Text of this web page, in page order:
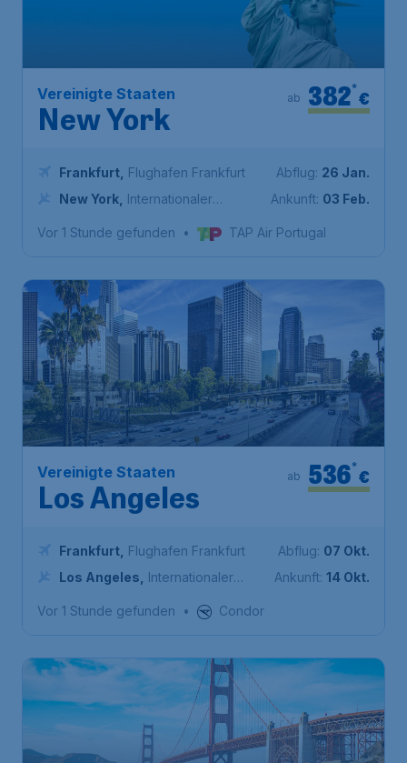
Vereinigte Staaten
New York
€
382*
ab
Frankfurt Flughafen Frankfurt
New York Internationaler
Abflug: 26 Jan.
Ankunft: 03 Feb.
Vor 1 Stunde gefunden • TAP Air Portugal
Vereinigte Staaten
Los Angeles
€
536*
ab
Frankfurt Flughafen Frankfurt
Los Angeles
Internationaler
Abflug: 07 Okt.
Ankunft: 14 Okt.
Vor 1 Stunde gefunden • Condor